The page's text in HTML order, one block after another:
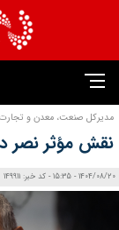
مدیرکل صنعت، معدن و تجارت
نقش مؤثر نصر
1404/08/20 - 15:35 - کد خبر: 149911